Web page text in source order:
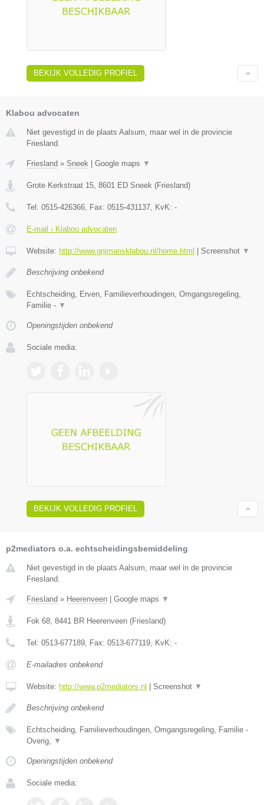
BEKIJK VOLLEDIG PROFIEL
Klabou advocaten
Niet gevestigd in de plaats Aalsum, maar wel in de provincie
Friesland.
Friesland » Sneek Google maps ▼
Grote Kerkstraat 15, 8601 ED Sneek (Friesland)
Tel: 0515-426366, Fax: 0515-431137, KvK: -
E-mail › Klabou advocaten
Website: http://www.grijmansklabou.nl/home.html Screenshot ▼
Beschrijving onbekend
Echtscheiding, Erven, Familieverhoudingen, Omgangsregeling,
Familie - ▼
Openingstijden onbekend
Sociale media:
BEKIJK VOLLEDIG PROFIEL
p2mediators o.a. echtscheidingsbemiddeling
Niet gevestigd in de plaats Aalsum, maar wel in de provincie
Friesland.
Friesland » Heerenveen Google maps ▼
Fok 68 8441 BR Heerenveen (Friesland)
Tel: 0513-677189 , Fax: 0513-677119 , KvK: -
E-mailadres onbekend
Website: http://www.p2mediators.nl Screenshot ▼
Beschrijving onbekend
Echtscheiding, Familieverhoudingen, Omgangsregeling, Familie -
Overig,
▼
Openingstijden onbekend
Sociale media: